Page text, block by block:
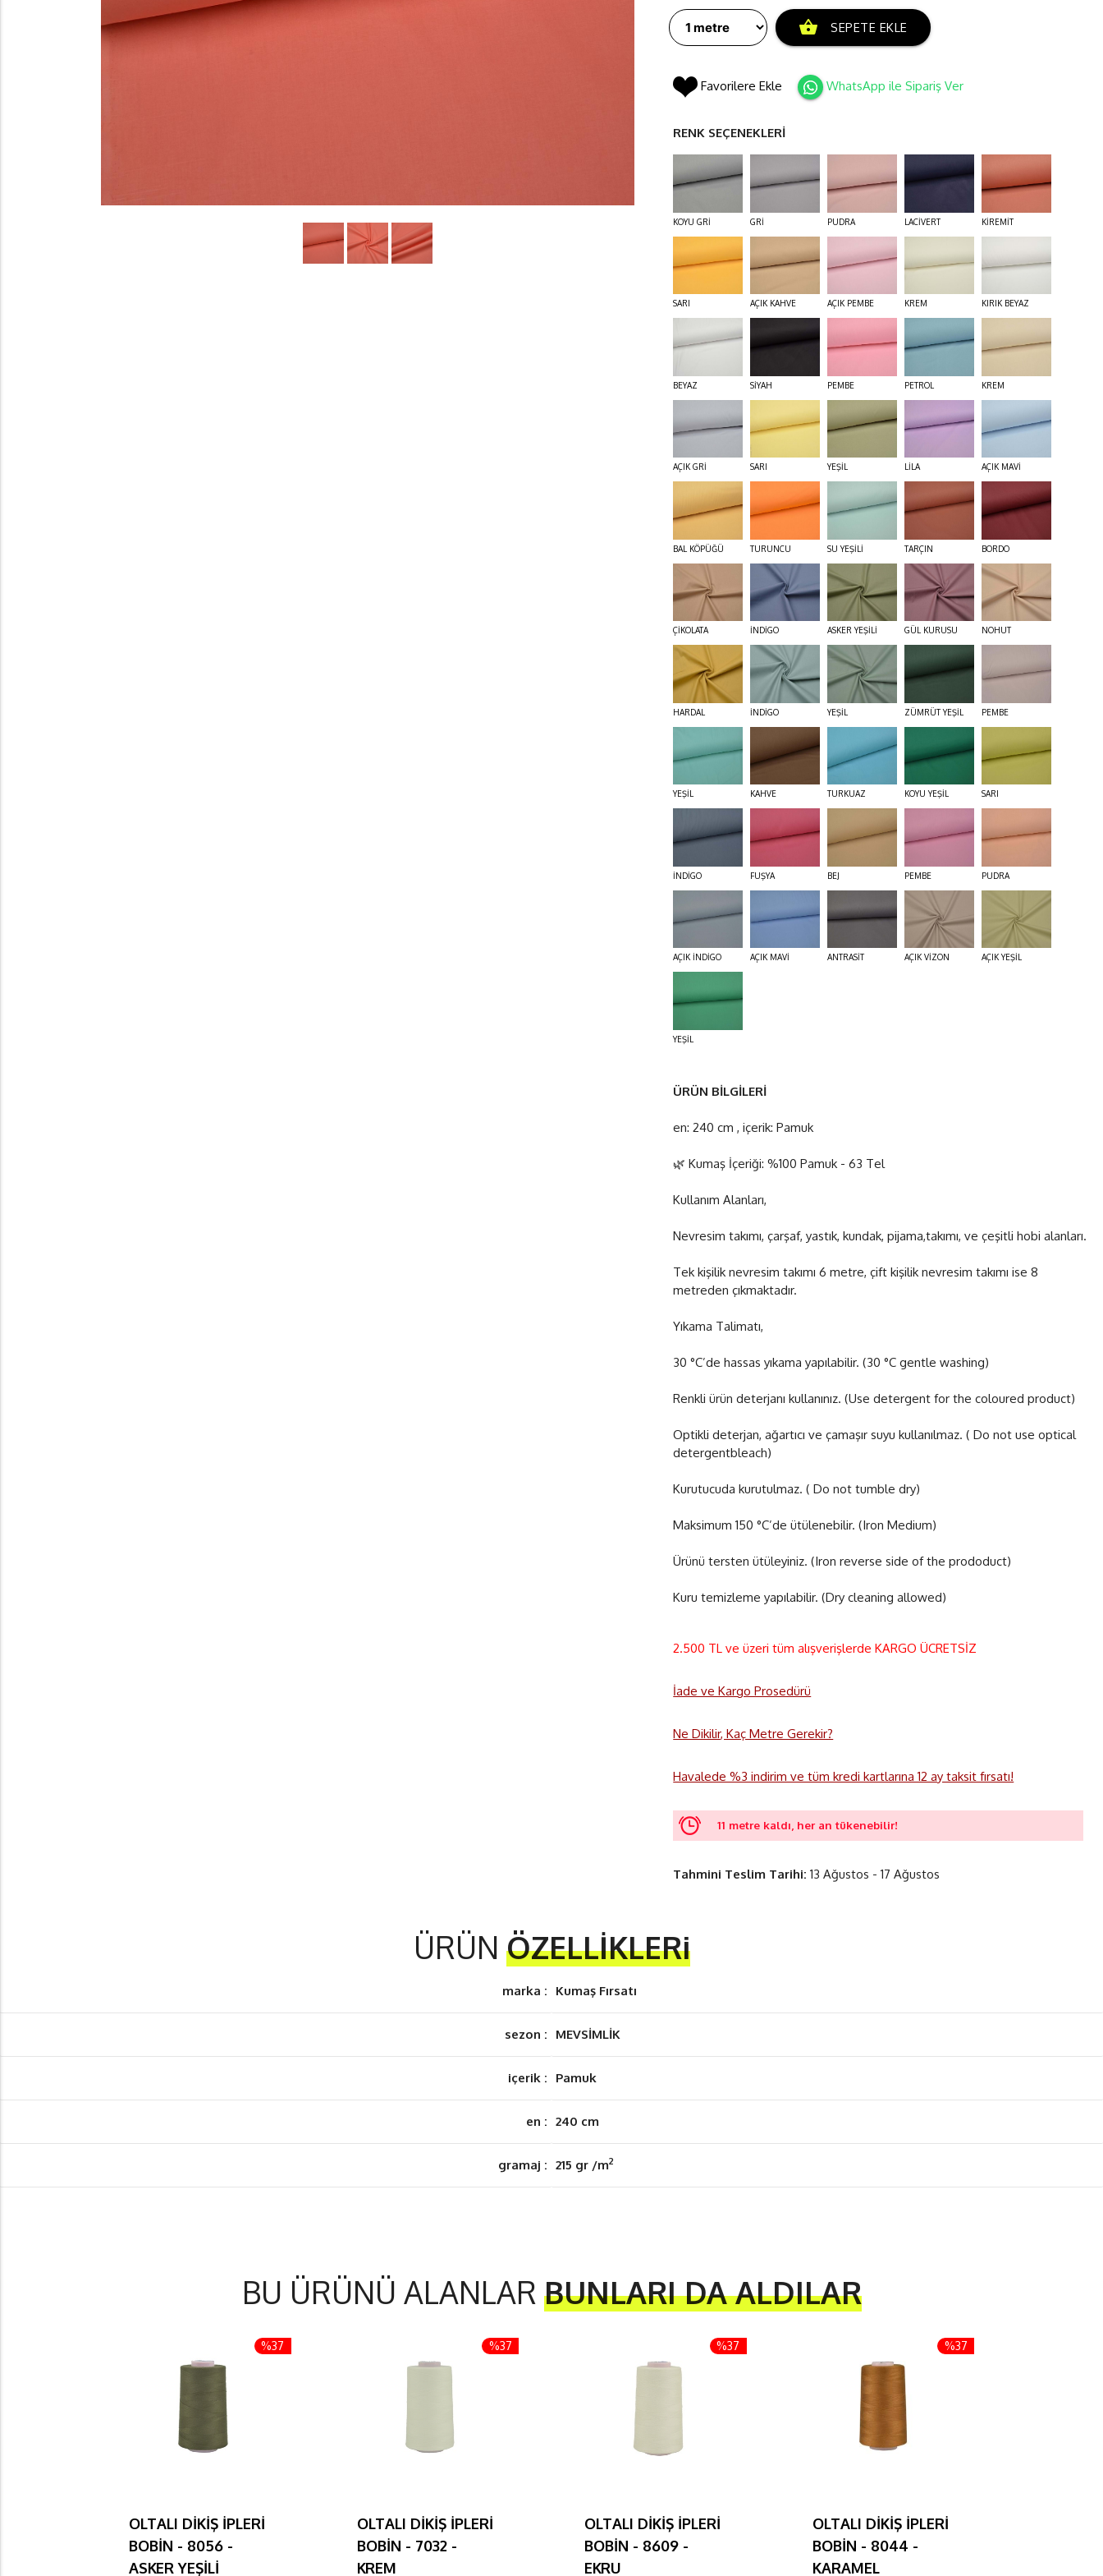
shopping_basket SEPETE EKLE
Favorilere Ekle WhatsApp ile Sipariş Ver
RENK SEÇENEKLERİ
KOYU GRİ GRİ PUDRA LACİVERT KİREMİT
SARI AÇIK KAHVE AÇIK PEMBE KREM KIRIK BEYAZ
BEYAZ SİYAH PEMBE PETROL KREM
AÇIK GRİ SARI YEŞİL LİLA AÇIK MAVİ
BAL KÖPÜĞÜ TURUNCU SU YEŞİLİ TARÇIN BORDO
ÇİKOLATA İNDİGO ASKER YEŞİLİ GÜL KURUSU NOHUT
HARDAL İNDİGO YEŞİL ZÜMRÜT YEŞİL PEMBE
YEŞİL KAHVE TURKUAZ KOYU YEŞİL SARI
İNDİGO FUŞYA BEJ PEMBE PUDRA
AÇIK İNDİGO AÇIK MAVİ ANTRASİT AÇIK VİZON AÇIK YEŞİL
YEŞİL
ÜRÜN BİLGİLERİ
en: 240 cm , içerik: Pamuk
🌿 Kumaş İçeriği: %100 Pamuk - 63 Tel
Kullanım Alanları,
Nevresim takımı, çarşaf, yastık, kundak, pijama,takımı, ve çeşitli hobi alanları.
Tek kişilik nevresim takımı 6 metre, çift kişilik nevresim takımı ise 8
metreden çıkmaktadır.
Yıkama Talimatı,
30 °C’de hassas yıkama yapılabilir. (30 °C gentle washing)
Renkli ürün deterjanı kullanınız. (Use detergent for the coloured product)
Optikli deterjan, ağartıcı ve çamaşır suyu kullanılmaz. ( Do not use optical
detergentbleach)
Kurutucuda kurutulmaz. ( Do not tumble dry)
Maksimum 150 °C’de ütülenebilir. (Iron Medium)
Ürünü tersten ütüleyiniz. (Iron reverse side of the prododuct)
Kuru temizleme yapılabilir. (Dry cleaning allowed)
2.500 TL ve üzeri tüm alışverişlerde KARGO ÜCRETSİZ
İade ve Kargo Prosedürü
Ne Dikilir, Kaç Metre Gerekir?
Havalede %3 indirim ve tüm kredi kartlarına 12 ay taksit fırsatı!
11 metre kaldı, her an tükenebilir!
Tahmini Teslim Tarihi:13 Ağustos - 17 Ağustos
ÜRÜN ÖZELLİKLERi
marka : Kumaş Fırsatı
sezon : MEVSİMLİK
içerik : Pamuk
en : 240 cm
gramaj : 215 gr /m2
BU ÜRÜNÜ ALANLAR BUNLARI DA ALDILAR
%37
OLTALI DİKİŞ İPLERİ
BOBİN - 8056 -
ASKER YEŞİLİ
%37
OLTALI DİKİŞ İPLERİ
BOBİN - 7032 -
KREM
%37
OLTALI DİKİŞ İPLERİ
BOBİN - 8609 -
EKRU
%37
OLTALI DİKİŞ İPLERİ
BOBİN - 8044 -
KARAMEL